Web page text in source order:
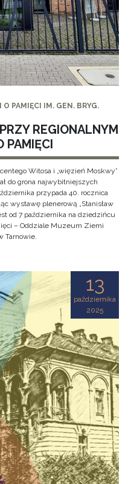
PAMIĘCI IM. GEN. BRYG.
REGIONALNYM
PAMIĘCI
Witosa i „więzień Moskwy”
do grona najwybitniejszych
przypada 40. rocznica
wystawę plenerową „Stanisław
od 7 października na dziedzińcu
– Oddziale Muzeum Ziemi
Tarnowie.
13
października
2025